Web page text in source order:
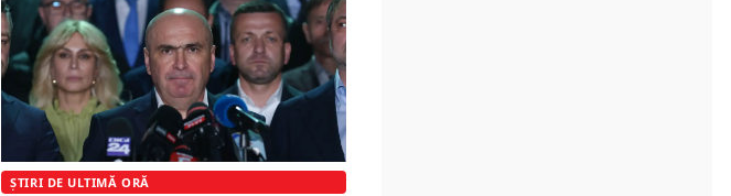
ȘTIRI DE ULTIMĂ ORĂ